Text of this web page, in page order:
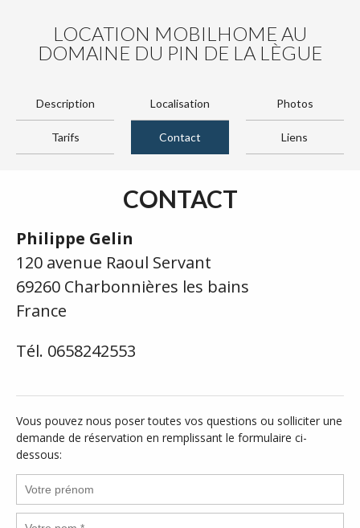
LOCATION MOBILHOME AU
DOMAINE DU PIN DE LA LÈGUE
Description Localisation Photos
Tarifs Contact Liens
CONTACT
Philippe Gelin
120 avenue Raoul Servant
69260 Charbonnières les bains
France
Tél. 0658242553
Vous pouvez nous poser toutes vos questions ou solliciter une
demande de réservation en remplissant le formulaire ci-
dessous: